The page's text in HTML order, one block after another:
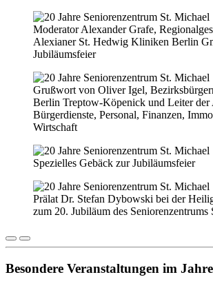
Moderator Alexander Grafe,
Alexianer St. Hedwig Kliniken Berlin
Jubiläumsfeier
Grußwort von Oliver Igel,
Berlin Treptow-Köpenick und Leiter der
Bürgerdienste, Personal, Finanzen,
Wirtschaft
Spezielles Gebäck zur Jubiläumsfeier
Prälat Dr. Stefan Dybowski bei der
zum 20. Jubiläum des Seniorenzentrums
Besondere Veranstaltungen im